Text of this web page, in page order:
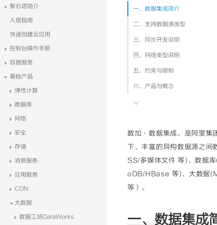
聚石塔简介
入塔指南
快速创建云应用
控制台操作手册
容器服务
基础产品
弹性计算
数据库
网络
安全
存储
消息服务
应用服务
CDN
大数据
数据工场DataWorks
一、数据集成简介
二、支持数据源类型
三、同步开发说明
四、网络类型说明
五、约束与限制
六、产品与概念
七、技术与原理

数加·数据集成，是阿里集
下、丰富的异构数据源之
SS/多媒体文件 等)、数
oDB/HBase 等)、大数据
等）。
一、数据集成